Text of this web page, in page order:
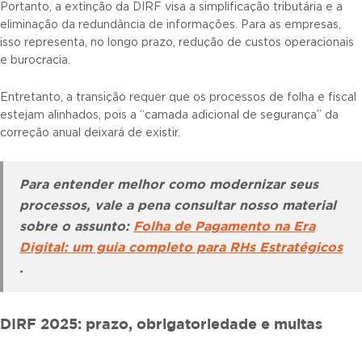
Portanto, a extinção da DIRF visa a simplificação tributária e a
eliminação da redundância de informações. Para as empresas,
isso representa, no longo prazo, redução de custos operacionais
e burocracia.
Entretanto, a transição requer que os processos de folha e fiscal
estejam alinhados, pois a “camada adicional de segurança” da
correção anual deixará de existir.
Para entender melhor como modernizar seus
processos, vale a pena consultar nosso material
sobre o assunto: Folha de Pagamento na Era
Digital: um guia completo para RHs Estratégicos
.
DIRF 2025: prazo, obrigatoriedade e multas